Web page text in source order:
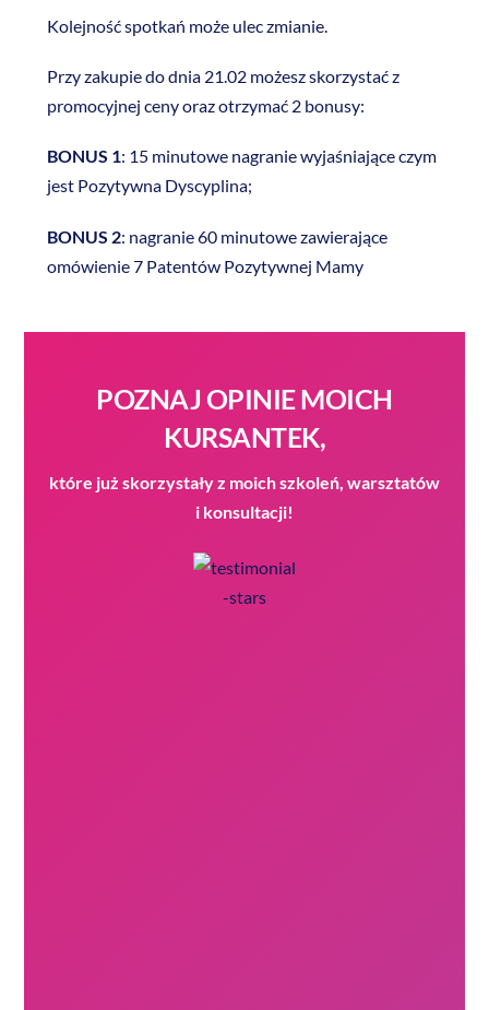
Kolejność spotkań może ulec zmianie.
Przy zakupie do dnia 21.02 możesz skorzystać z
promocyjnej ceny oraz otrzymać 2 bonusy:
BONUS 1: 15 minutowe nagranie wyjaśniające czym
jest Pozytywna Dyscyplina;
BONUS 2: nagranie 60 minutowe zawierające
omówienie 7 Patentów Pozytywnej Mamy
POZNAJ OPINIE MOICH
KURSANTEK,
które już skorzystały z moich szkoleń, warsztatów
i konsultacji!